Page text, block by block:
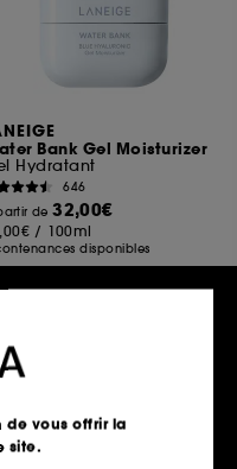
Bank Gel Moisturizer
Hydratant
646
de32,00€
/ 100ml
disponibles
de vous offrir la
site.